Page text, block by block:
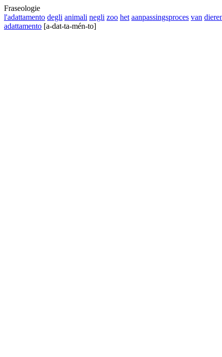
Fraseologie
l'adattamento degli animali negli zoo het aanpassingsproces van
adattamento [a-dat-ta-mén-to]